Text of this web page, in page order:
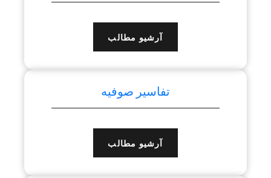
آرشیو مطالب
تفاسیر صوفیه
آرشیو مطالب